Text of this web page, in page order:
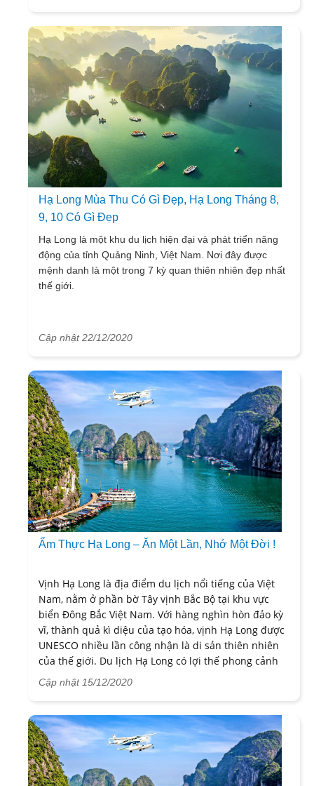
Hạ Long Mùa Thu Có Gì Đẹp, Hạ Long Tháng 8,
9, 10 Có Gì Đẹp
Hạ Long là một khu du lịch hiện đại và phát triển năng
động của tỉnh Quảng Ninh, Việt Nam. Nơi đây được
mệnh danh là một trong 7 kỳ quan thiên nhiên đẹp nhất
thế giới.
Cập nhật 22/12/2020
Ẩm Thực Hạ Long – Ăn Một Lần, Nhớ Một Đời !
Vịnh Hạ Long là địa điểm du lịch nổi tiếng của Việt
Nam, nằm ở phần bờ Tây vịnh Bắc Bộ tại khu vực
biển Đông Bắc Việt Nam. Với hàng nghìn hòn đảo kỳ
vĩ, thành quả kì diệu của tạo hóa, vịnh Hạ Long được
UNESCO nhiều lần công nhận là di sản thiên nhiên
của thế giới. Du lịch Hạ Long có lợi thế phong cảnh
tuyệt đẹp, hấp dẫn với du khách trong nước và quốc
Cập nhật 15/12/2020